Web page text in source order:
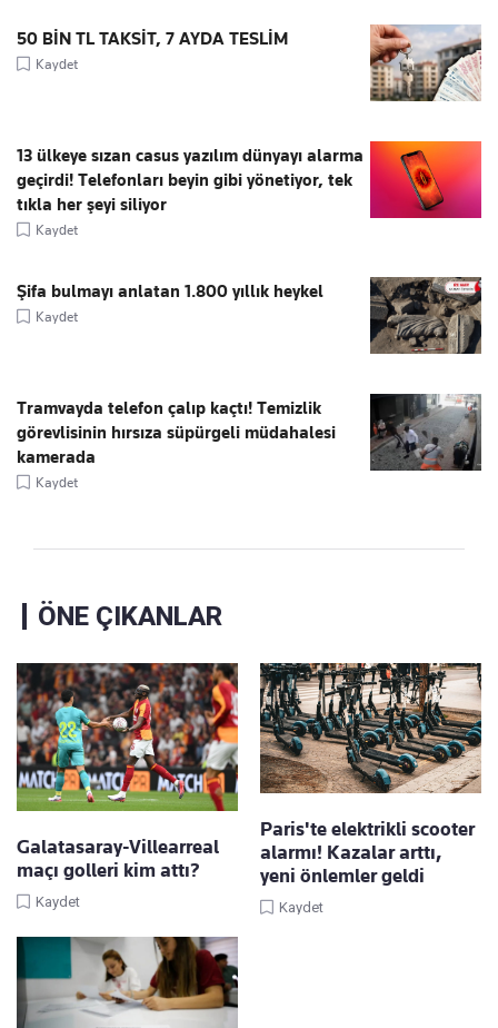
50 BİN TL TAKSİT, 7 AYDA TESLİM
Kaydet
13 ülkeye sızan casus yazılım dünyayı alarma
geçirdi! Telefonları beyin gibi yönetiyor, tek
tıkla her şeyi siliyor
Kaydet
Şifa bulmayı anlatan 1.800 yıllık heykel
Kaydet
Tramvayda telefon çalıp kaçtı! Temizlik
görevlisinin hırsıza süpürgeli müdahalesi
kamerada
Kaydet
ÖNE ÇIKANLAR
Galatasaray-Villearreal
maçı golleri kim attı?
Kaydet
Paris'te elektrikli scooter
alarmı! Kazalar arttı,
yeni önlemler geldi
Kaydet